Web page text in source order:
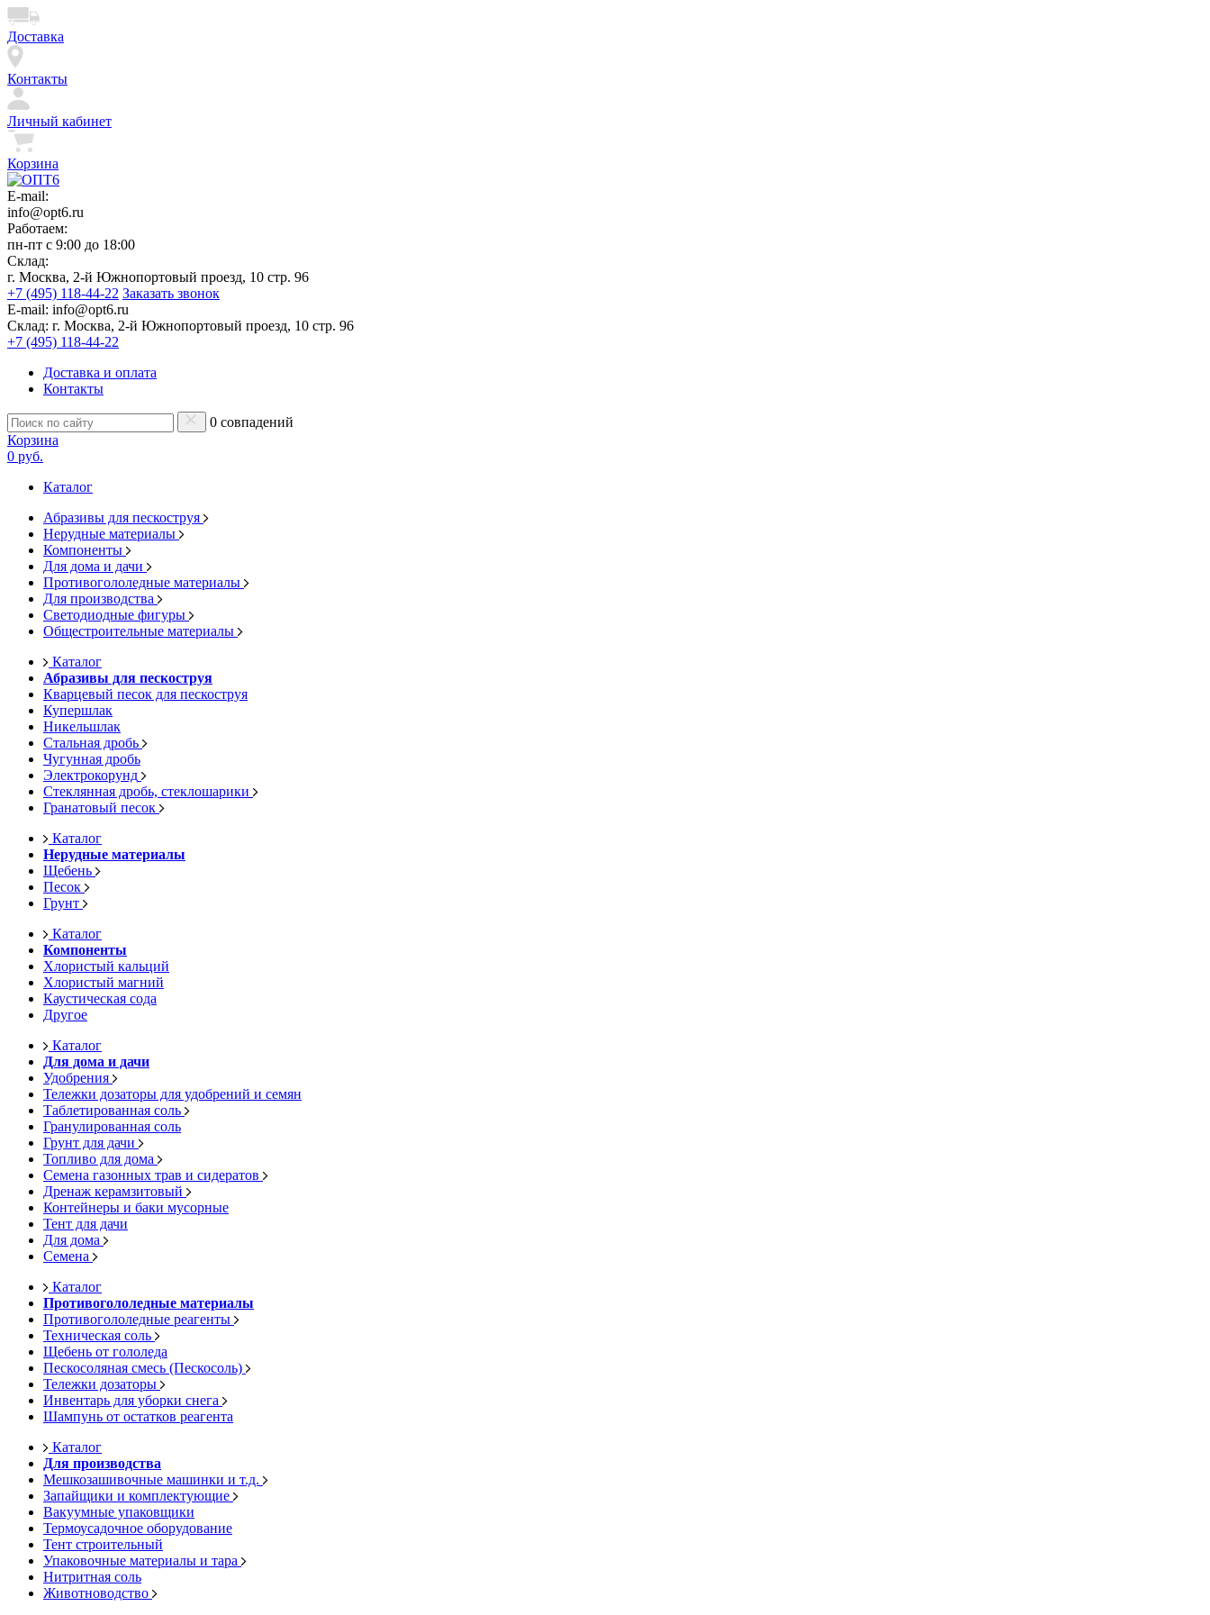
Доставка
Контакты
Личный кабинет
Корзина
E-mail:
info@opt6.ru
Работаем:
пн-пт с 9:00 до 18:00
Склад:
г. Москва, 2-й Южнопортовый проезд, 10 стр. 96
+7 (495) 118-44-22 Заказать звонок
E-mail: info@opt6.ru
Склад: г. Москва, 2-й Южнопортовый проезд, 10 стр. 96
+7 (495) 118-44-22
Доставка и оплата
Контакты
0 совпадений
Корзина
0 руб.
Каталог
Абразивы для пескоструя
Нерудные материалы
Компоненты
Для дома и дачи
Противогололедные материалы
Для производства
Светодиодные фигуры
Общестроительные материалы
Каталог
Абразивы для пескоструя
Кварцевый песок для пескоструя
Купершлак
Никельшлак
Стальная дробь
Чугунная дробь
Электрокорунд
Стеклянная дробь, стеклошарики
Гранатовый песок
Каталог
Нерудные материалы
Щебень
Песок
Грунт
Каталог
Компоненты
Хлористый кальций
Хлористый магний
Каустическая сода
Другое
Каталог
Для дома и дачи
Удобрения
Тележки дозаторы для удобрений и семян
Таблетированная соль
Гранулированная соль
Грунт для дачи
Топливо для дома
Семена газонных трав и сидератов
Дренаж керамзитовый
Контейнеры и баки мусорные
Тент для дачи
Для дома
Семена
Каталог
Противогололедные материалы
Противогололедные реагенты
Техническая соль
Щебень от гололеда
Пескосоляная смесь (Пескосоль)
Тележки дозаторы
Инвентарь для уборки снега
Шампунь от остатков реагента
Каталог
Для производства
Мешкозашивочные машинки и т.д.
Запайщики и комплектующие
Вакуумные упаковщики
Термоусадочное оборудование
Тент строительный
Упаковочные материалы и тара
Нитритная соль
Животноводство